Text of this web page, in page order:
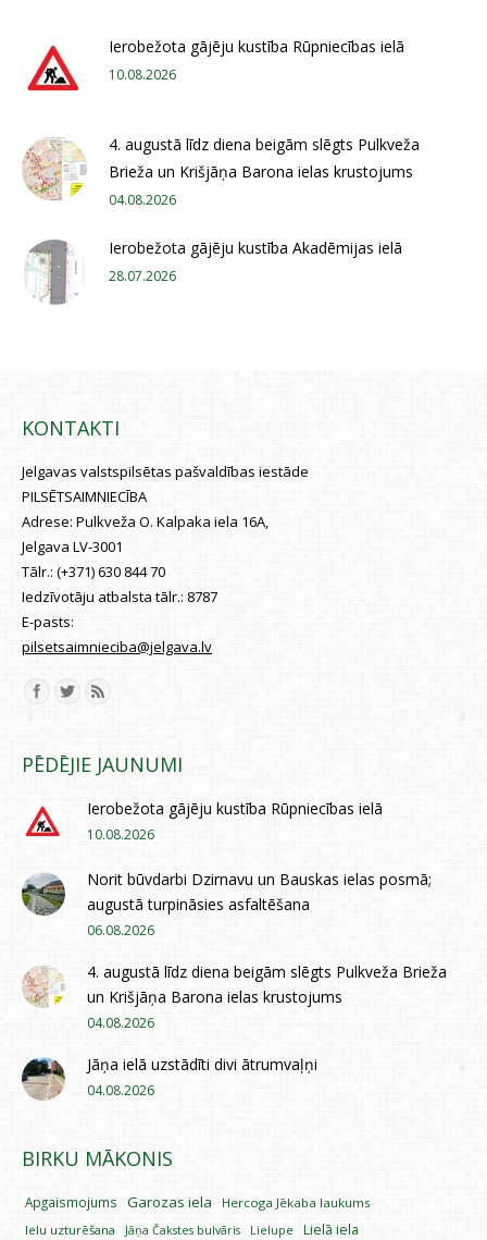
Ierobežota gājēju kustība Rūpniecības ielā
10.08.2026
4. augustā līdz diena beigām slēgts Pulkveža
Brieža un Krišjāņa Barona ielas krustojums
04.08.2026
Ierobežota gājēju kustība Akadēmijas ielā
28.07.2026
KONTAKTI
Jelgavas valstspilsētas pašvaldības iestāde
PILSĒTSAIMNIECĪBA
Adrese: Pulkveža O. Kalpaka iela 16A,
Jelgava LV-3001
Tālr.: (+371) 630 844 70
Iedzīvotāju atbalsta tālr.: 8787
E-pasts:
pilsetsaimnieciba@jelgava.lv
Find us on:
PĒDĒJIE JAUNUMI
Ierobežota gājēju kustība Rūpniecības ielā
10.08.2026
Norit būvdarbi Dzirnavu un Bauskas ielas posmā;
augustā turpināsies asfaltēšana
06.08.2026
4. augustā līdz diena beigām slēgts Pulkveža Brieža
un Krišjāņa Barona ielas krustojums
04.08.2026
Jāņa ielā uzstādīti divi ātrumvaļņi
04.08.2026
BIRKU MĀKONIS
Apgaismojums Garozas iela
Hercoga Jēkaba laukums
Ielu uzturēšana
Jāņa Čakstes bulvāris Lielupe Lielā iela